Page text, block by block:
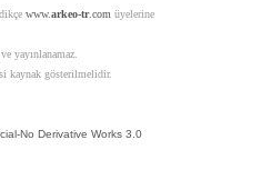
www.arkeo-tr.com üyelerine
yayınlanamaz.
kaynak gösterilmelidir.
No Derivative Works 3.0